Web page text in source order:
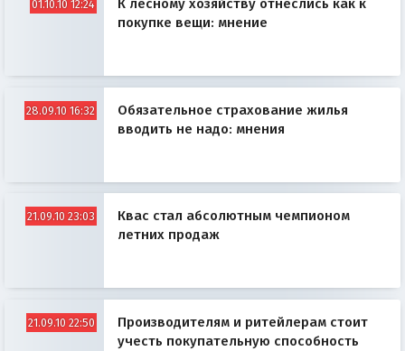
01.10.10 12:24
К лесному хозяйству отнеслись как к
покупке вещи: мнение
28.09.10 16:32
Обязательное страхование жилья
вводить не надо: мнения
21.09.10 23:03
Квас стал абсолютным чемпионом
летних продаж
21.09.10 22:50
Производителям и ритейлерам стоит
учесть покупательную способность